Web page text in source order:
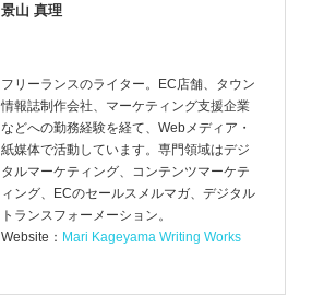
景山 真理
フリーランスのライター。EC店舗、タウン
情報誌制作会社、マーケティング支援企業
などへの勤務経験を経て、Webメディア・
紙媒体で活動しています。専門領域はデジ
タルマーケティング、コンテンツマーケテ
ィング、ECのセールスメルマガ、デジタル
トランスフォーメーション。
Website： Mari Kageyama Writing Works